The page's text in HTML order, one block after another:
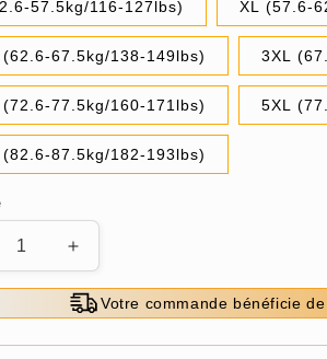
57.5kg/116-127lbs) XL (57.6-
(62.6-67.5kg/138-149lbs) 3XL
(72.6-77.5kg/160-171lbs) 5XL
(82.6-87.5kg/182-193lbs)
Augmenter
la
quantité
de
🔥
Votre commande bénéficie